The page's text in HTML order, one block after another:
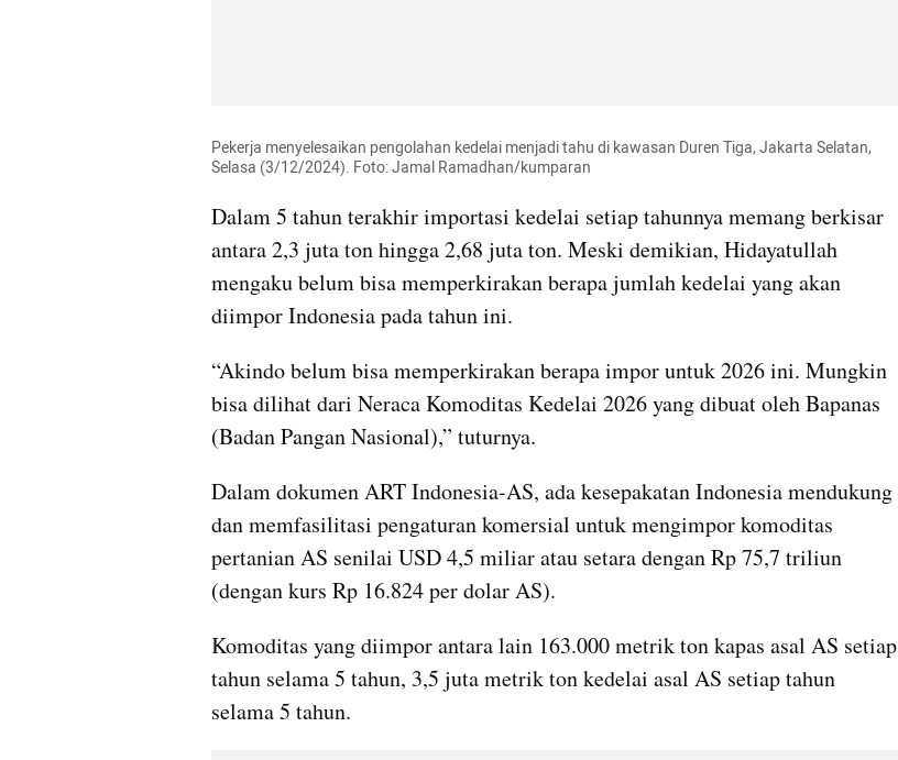
Pekerja menyelesaikan pengolahan kedelai menjadi tahu di kawasan Duren Tiga, Jakarta Selatan,
Selasa (3/12/2024). Foto: Jamal Ramadhan/kumparan
Dalam 5 tahun terakhir importasi kedelai setiap tahunnya memang berkisar
antara 2,3 juta ton hingga 2,68 juta ton. Meski demikian, Hidayatullah
mengaku belum bisa memperkirakan berapa jumlah kedelai yang akan
diimpor Indonesia pada tahun ini.
“Akindo belum bisa memperkirakan berapa impor untuk 2026 ini. Mungkin
bisa dilihat dari Neraca Komoditas Kedelai 2026 yang dibuat oleh Bapanas
(Badan Pangan Nasional),” tuturnya.
Dalam dokumen ART Indonesia-AS, ada kesepakatan Indonesia mendukung
dan memfasilitasi pengaturan komersial untuk mengimpor komoditas
pertanian AS senilai USD 4,5 miliar atau setara dengan Rp 75,7 triliun
(dengan kurs Rp 16.824 per dolar AS).
Komoditas yang diimpor antara lain 163.000 metrik ton kapas asal AS setiap
tahun selama 5 tahun, 3,5 juta metrik ton kedelai asal AS setiap tahun
selama 5 tahun.